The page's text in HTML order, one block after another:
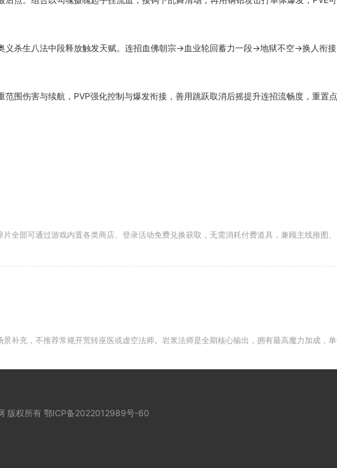
义杀生八法中段释放触发天赋。连招血佛朝宗→血业轮回蓄力一段→地狱不空→换人衔
围伤害与续航，PVP强化控制与爆发衔接，善用跳跃取消后摇提升连招流畅度，重置
全部可通过游戏内置各类商店、登录活动免费兑换获取，无需消耗付费道具，兼顾主线推图
补充，不推荐常规开荒转巫医或虚空法师。岩浆法师是全期核心输出，拥有最高魔力加成，
版权所有 鄂ICP备2022012989号-60